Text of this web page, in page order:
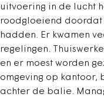
uitvoering in de lucht
roodgloeiend doordat
hadden. Er kwamen
regelingen.
en er moest worden
omgeving op
achter de balie.